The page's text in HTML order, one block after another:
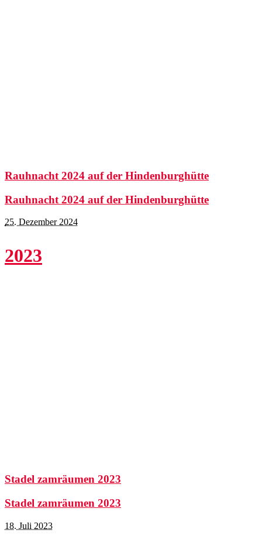
Rauhnacht 2024 auf der Hindenburghütte
Rauhnacht 2024 auf der Hindenburghütte
25. Dezember 2024
2023
Stadel zamräumen 2023
Stadel zamräumen 2023
18. Juli 2023